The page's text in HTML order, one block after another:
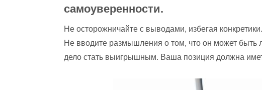
самоуверенности.
Не осторожничайте с выводами, избегая
Не вводите размышления о том, что он может
дело стать выигрышным. Ваша позиция должна